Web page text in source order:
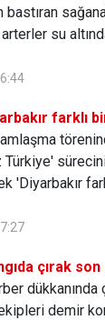
bastıran
su
farklı
Türkiye'
'Diyarbakır
çırak
dükkanında
demir